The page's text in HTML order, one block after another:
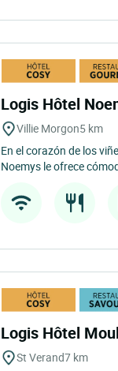
Logis Hôtel
Villie Morgon5 km
En el corazón de los
Noemys le ofrece
Logis Hôtel
St Verand7 km